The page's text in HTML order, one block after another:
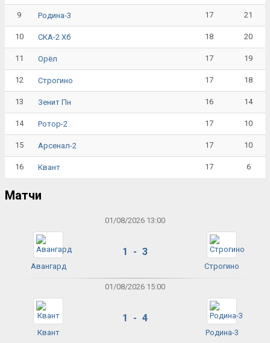
9 Родина-3 17 21
10 СКА-2 Хб 18 20
11 Орёл 17 19
12 Строгино 17 18
13 Зенит Пн 16 14
14 Ротор-2 17 10
15 Арсенал-2 17 10
16 Квант 17 6
Матчи
01/08/2026 13:00
Авангард
1 - 3
Строгино
01/08/2026 15:00
Квант
1 - 4
Родина-3